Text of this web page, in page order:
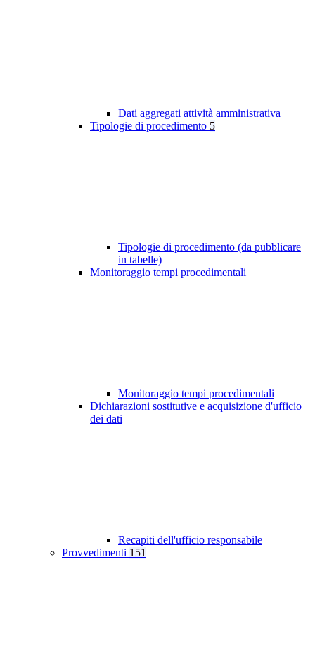
Dati aggregati attività amministrativa
Tipologie di procedimento 5
Tipologie di procedimento (da pubblicare
in tabelle)
Monitoraggio tempi procedimentali
Monitoraggio tempi procedimentali
Dichiarazioni sostitutive e acquisizione d'ufficio
dei dati
Recapiti dell'ufficio responsabile
Provvedimenti 151